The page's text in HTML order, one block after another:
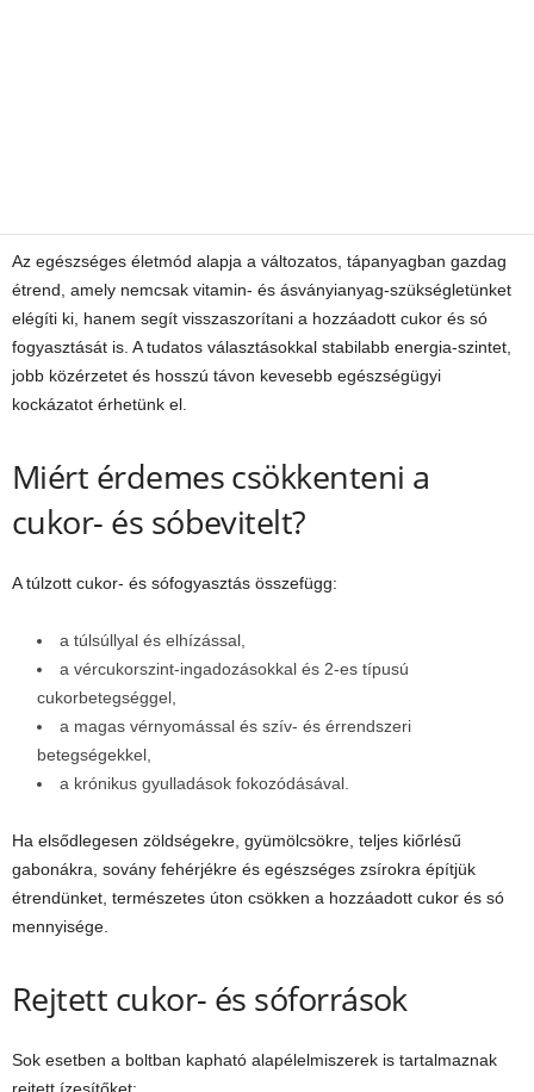
Az egészséges életmód alapja a változatos, tápanyagban gazdag
étrend, amely nemcsak vitamin- és ásványianyag-szükségletünket
elégíti ki, hanem segít visszaszorítani a hozzáadott cukor és só
fogyasztását is. A tudatos választásokkal stabilabb energia-szintet,
jobb közérzetet és hosszú távon kevesebb egészségügyi
kockázatot érhetünk el.
Miért érdemes csökkenteni a
cukor- és sóbevitelt?
A túlzott cukor- és sófogyasztás összefügg:
a túlsúllyal és elhízással,
a vércukorszint-ingadozásokkal és 2-es típusú
cukorbetegséggel,
a magas vérnyomással és szív- és érrendszeri
betegségekkel,
a krónikus gyulladások fokozódásával.
Ha elsődlegesen zöldségekre, gyümölcsökre, teljes kiőrlésű
gabonákra, sovány fehérjékre és egészséges zsírokra építjük
étrendünket, természetes úton csökken a hozzáadott cukor és só
mennyisége.
Rejtett cukor- és sóforrások
Sok esetben a boltban kapható alapélelmiszerek is tartalmaznak